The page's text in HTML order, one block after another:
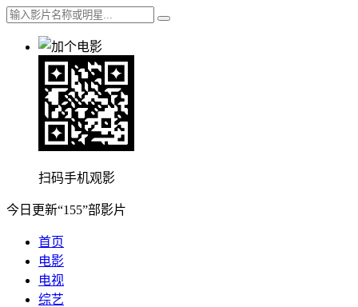
扫码手机观影
今日更新“155”部影片
首页
电影
电视
综艺